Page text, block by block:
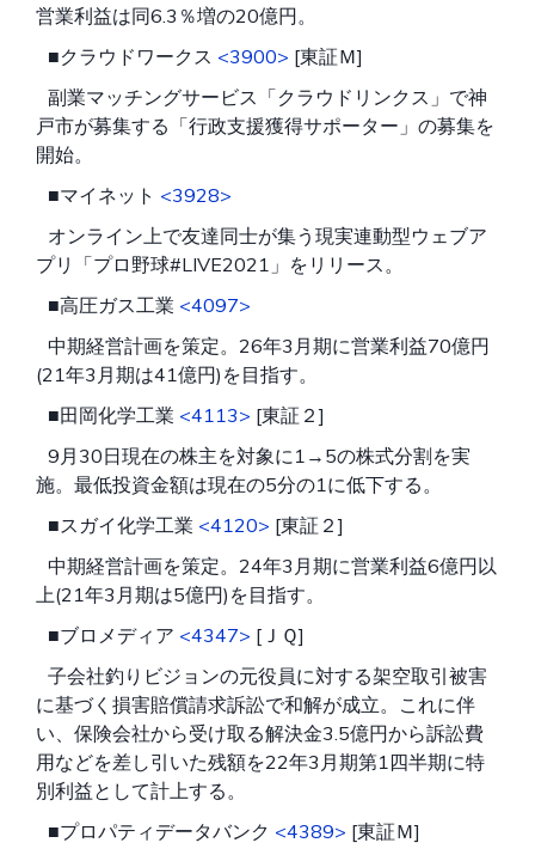
営業利益は同6.3％増の20億円。
■クラウドワークス <3900> [東証Ｍ]
副業マッチングサービス「クラウドリンクス」で神
戸市が募集する「行政支援獲得サポーター」の募集を
開始。
■マイネット <3928>
オンライン上で友達同士が集う現実連動型ウェブア
プリ「プロ野球#LIVE2021」をリリース。
■高圧ガス工業 <4097>
中期経営計画を策定。26年3月期に営業利益70億円
(21年3月期は41億円)を目指す。
■田岡化学工業 <4113> [東証２]
9月30日現在の株主を対象に1→5の株式分割を実
施。最低投資金額は現在の5分の1に低下する。
■スガイ化学工業 <4120> [東証２]
中期経営計画を策定。24年3月期に営業利益6億円以
上(21年3月期は5億円)を目指す。
■ブロメディア <4347> [ＪＱ]
子会社釣りビジョンの元役員に対する架空取引被害
に基づく損害賠償請求訴訟で和解が成立。これに伴
い、保険会社から受け取る解決金3.5億円から訴訟費
用などを差し引いた残額を22年3月期第1四半期に特
別利益として計上する。
■プロパティデータバンク <4389> [東証Ｍ]